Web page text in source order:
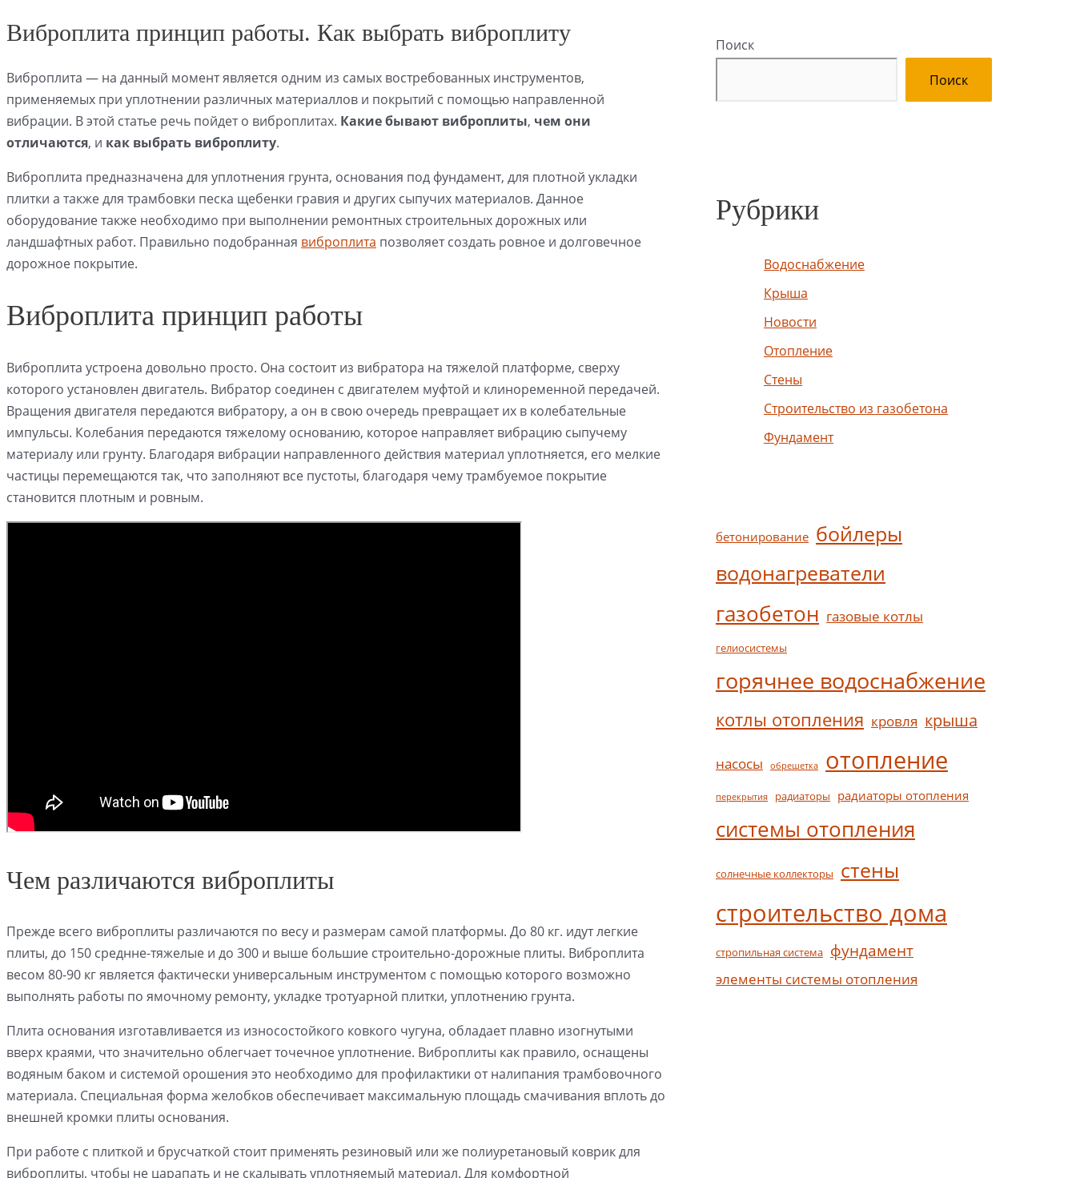
Виброплита принцип работы. Как выбрать виброплиту
Виброплита — на данный момент является одним из самых востребованных инструментов,
применяемых при уплотнении различных материаллов и покрытий с помощью направленной
вибрации. В этой статье речь пойдет о виброплитах. Какие бывают виброплиты, чем они
отличаются, и как выбрать виброплиту.
Виброплита предназначена для уплотнения грунта, основания под фундамент, для плотной укладки
плитки а также для трамбовки песка щебенки гравия и других сыпучих материалов. Данное
оборудование также необходимо при выполнении ремонтных строительных дорожных или
ландшафтных работ. Правильно подобранная виброплита позволяет создать ровное и долговечное
дорожное покрытие.
Виброплита принцип работы
Виброплита устроена довольно просто. Она состоит из вибратора на тяжелой платформе, сверху
которого установлен двигатель. Вибратор соединен с двигателем муфтой и клиноременной передачей.
Вращения двигателя передаются вибратору, а он в свою очередь превращает их в колебательные
импульсы. Колебания передаются тяжелому основанию, которое направляет вибрацию сыпучему
материалу или грунту. Благодаря вибрации направленного действия материал уплотняется, его мелкие
частицы перемещаются так, что заполняют все пустоты, благодаря чему трамбуемое покрытие
становится плотным и ровным.
Чем различаются виброплиты
Прежде всего виброплиты различаются по весу и размерам самой платформы. До 80 кг. идут легкие
плиты, до 150 среднне-тяжелые и до 300 и выше большие строительно-дорожные плиты. Виброплита
весом 80-90 кг является фактически универсальным инструментом с помощью которого возможно
выполнять работы по ямочному ремонту, укладке тротуарной плитки, уплотнению грунта.
Плита основания изготавливается из износостойкого ковкого чугуна, обладает плавно изогнутыми
вверх краями, что значительно облегчает точечное уплотнение. Виброплиты как правило, оснащены
водяным баком и системой орошения это необходимо для профилактики от налипания трамбовочного
материала. Специальная форма желобков обеспечивает максимальную площадь смачивания вплоть до
внешней кромки плиты основания.
При работе с плиткой и брусчаткой стоит применять резиновый или же полиуретановый коврик для
виброплиты, чтобы не царапать и не скалывать уплотняемый материал. Для комфортной
Поиск
Поиск
Рубрики
Водоснабжение
Крыша
Новости
Отопление
Стены
Строительство из газобетона
Фундамент
бетонирование бойлеры
водонагреватели
газобетон газовые котлы
гелиосистемы
горячнее водоснабжение
котлы отопления кровля крыша
насосы обрешетка отопление
перекрытия радиаторы радиаторы отопления
системы отопления
солнечные коллекторы стены
строительство дома
стропильная система фундамент
элементы системы отопления